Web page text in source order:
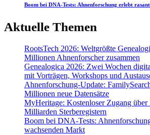
Boom bei DNA-Tests: Ahnenforschung erlebt
Aktuelle Themen
RootsTech 2026: Weltgrößte
Millionen Ahnenforscher zusammen
Genealogica 2026: Zwei Wochen
mit Vorträgen, Workshops und
Ahnenforschung-Update:
Millionen neue Datensätze
MyHeritage: Kostenloser Zugang
Milliarden Sterberegistern
Boom bei DNA-Tests:
wachsenden Markt